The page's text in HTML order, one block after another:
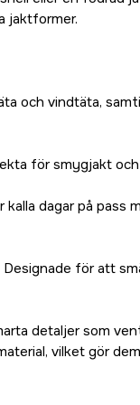
jaktformer.
och vindtäta,
för smygjakt
dagar på pass
Designade för att
detaljer som
vilket gör